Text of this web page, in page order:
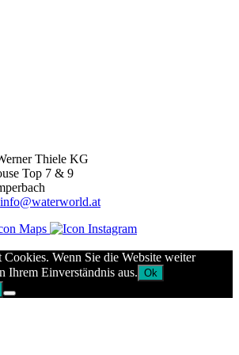
Thiele KG
Top 7 & 9
info@waterworld.at
Cookies. Wenn Sie die Website weiter
Ihrem Einverständnis aus. Ok